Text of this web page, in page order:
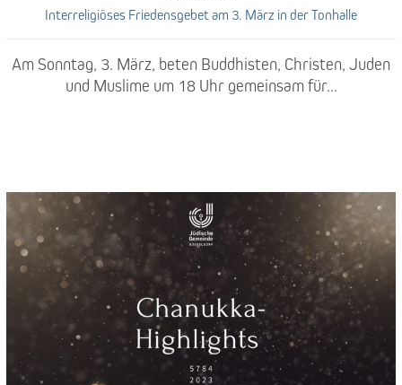
Interreligiöses Friedensgebet am 3. März in der Tonhalle
Am Sonntag, 3. März, beten Buddhisten, Christen, Juden
und Muslime um 18 Uhr gemeinsam für...